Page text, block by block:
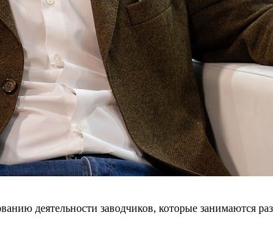
деятельности заводчиков, которые занимаются